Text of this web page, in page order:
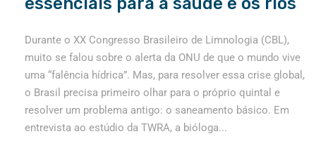
Durante o XX Congresso Brasileiro de Limnologia (CBL),
muito se falou sobre o alerta da ONU de que o mundo vive
uma “falência hídrica”. Mas, para resolver essa crise global,
o Brasil precisa primeiro olhar para o próprio quintal e
resolver um problema antigo: o saneamento básico. Em
entrevista ao estúdio da TWRA, a bióloga...